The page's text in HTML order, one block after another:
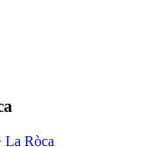
La Ròca